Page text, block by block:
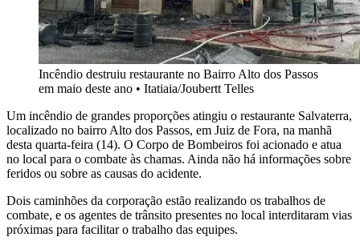
Incêndio destruiu restaurante no Bairro Alto dos Passos
em maio deste ano • Itatiaia/Joubertt Telles
Um incêndio de grandes proporções atingiu o restaurante Salvaterra,
localizado no bairro Alto dos Passos, em Juiz de Fora, na manhã
desta quarta-feira (14). O Corpo de Bombeiros foi acionado e atua
no local para o combate às chamas. Ainda não há informações sobre
feridos ou sobre as causas do acidente.
Dois caminhões da corporação estão realizando os trabalhos de
combate, e os agentes de trânsito presentes no local interditaram vias
próximas para facilitar o trabalho das equipes.